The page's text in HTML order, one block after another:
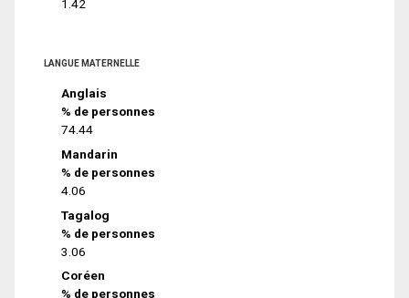
1.42
LANGUE MATERNELLE
Anglais
% de personnes
74.44
Mandarin
% de personnes
4.06
Tagalog
% de personnes
3.06
Coréen
% de personnes